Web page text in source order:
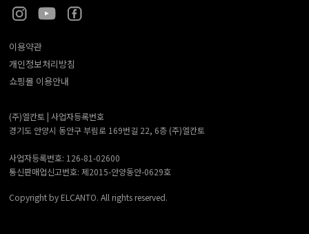
이용약관
개인정보처리방침
쇼핑몰 이용안내
(주)엘칸토 | 사업자등록번호
경기도 안양시 동안구 부림로 169번길 22, 6층 (주)엘칸토
사업자등록번호: 126-81-02600
통신판매업신고번호: 제2015-안양동안-0629호
Copyright by ELCANTO. All rights reserved.